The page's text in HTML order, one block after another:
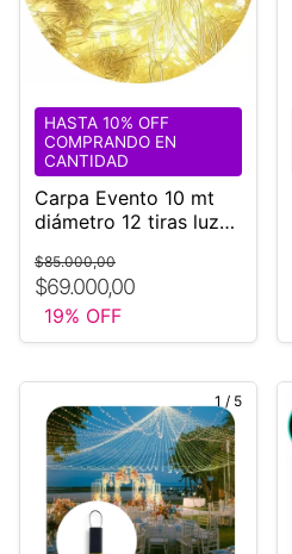
Carpa Evento 10 mt
diámetro 12 tiras luz
interconectable
¡EXTERIOR!
$69.000,00
$85.000,00
19% OFF
HASTA 10% OFF
COMPRANDO EN
CANTIDAD
1 / 5